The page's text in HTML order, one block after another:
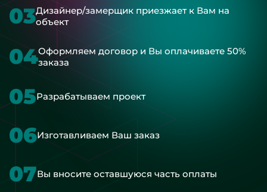
03Дизайнер/замерщик приезжает к Вам на
объект
04Оформляем договор и Вы оплачиваете 50%
заказа
05Разрабатываем проект
06Изготавливаем Ваш заказ
07Вы вносите оставшуюся часть оплаты